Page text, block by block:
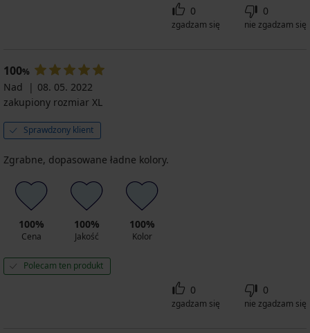
0
zgadzam się
0
nie zgadzam się
100%
Nad
08. 05. 2022
zakupiony rozmiar XL
Sprawdzony klient
Zgrabne, dopasowane ładne kolory.
100%
Cena
100%
Jakość
100%
Kolor
Polecam ten produkt
0
zgadzam się
0
nie zgadzam się